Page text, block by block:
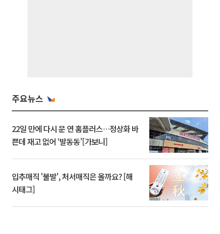
주요뉴스
22일 만에 다시 문 연 홈플러스…정상화 바
쁜데 재고 없어 ‘발동동’[가보니]
입추매직 '불발', 처서매직은 올까요? [해
시태그]